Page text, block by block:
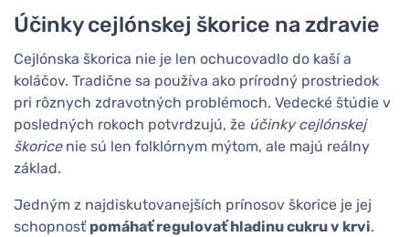
Účinky cejlónskej škorice na zdravie
Cejlónska škorica nie je len ochucovadlo do kaší a
koláčov. Tradične sa používa ako prírodný prostriedok
pri rôznych zdravotných problémoch. Vedecké štúdie v
posledných rokoch potvrdzujú, že účinky cejlónskej
škoricenie sú len folklórnym mýtom, ale majú reálny
základ.
Jedným z najdiskutovanejších prínosov škorice je jej
schopnosť pomáhať regulovať hladinu cukru v krvi.